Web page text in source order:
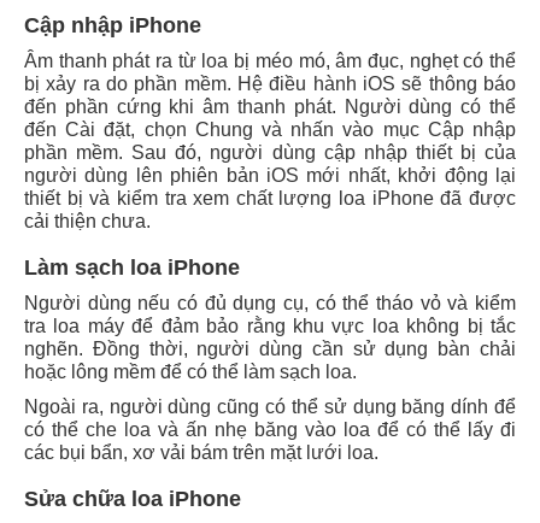
Cập nhập iPhone
Âm thanh phát ra từ loa bị méo mó, âm đục, nghẹt có thể
bị xảy ra do phần mềm. Hệ điều hành iOS sẽ thông báo
đến phần cứng khi âm thanh phát. Người dùng có thể
đến Cài đặt, chọn Chung và nhấn vào mục Cập nhập
phần mềm. Sau đó, người dùng cập nhập thiết bị của
người dùng lên phiên bản iOS mới nhất, khởi động lại
thiết bị và kiểm tra xem chất lượng loa iPhone đã được
cải thiện chưa.
Làm sạch loa iPhone
Người dùng nếu có đủ dụng cụ, có thể tháo vỏ và kiểm
tra loa máy để đảm bảo rằng khu vực loa không bị tắc
nghẽn. Đồng thời, người dùng cần sử dụng bàn chải
hoặc lông mềm để có thể làm sạch loa.
Ngoài ra, người dùng cũng có thể sử dụng băng dính để
có thể che loa và ấn nhẹ băng vào loa để có thể lấy đi
các bụi bẩn, xơ vải bám trên mặt lưới loa.
Sửa chữa loa iPhone